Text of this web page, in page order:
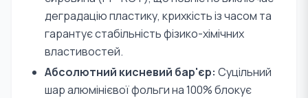
деградацію пластику, крихкість із часом та
гарантує стабільність фізико-хімічних
властивостей.
Абсолютний кисневий бар'єр: Суцільний
шар алюмінієвої фольги на 100% блокує